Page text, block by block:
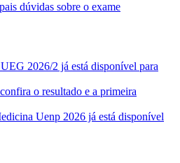
dúvidas sobre o exame
2026/2 já está disponível para
o resultado e a primeira
Uenp 2026 já está disponível